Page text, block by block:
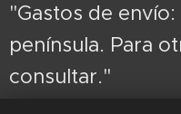
"Gastos de
península. Para
consultar."